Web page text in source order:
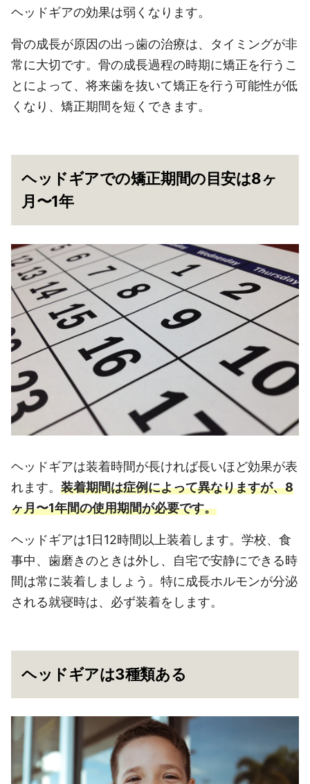
ヘッドギアの効果は弱くなります。
骨の成長が原因の出っ歯の治療は、タイミングが非
常に大切です。骨の成長過程の時期に矯正を行うこ
とによって、将来歯を抜いて矯正を行う可能性が低
くなり、矯正期間を短くできます。
ヘッドギアでの矯正期間の目安は8ヶ
月〜1年
ヘッドギアは装着時間が長ければ長いほど効果が表
れます。 装着期間は症例によって異なりますが、8
ヶ月〜1年間の使用期間が必要です。
ヘッドギアは1日12時間以上装着します。学校、食
事中、歯磨きのときは外し、自宅で安静にできる時
間は常に装着しましょう。特に成長ホルモンが分泌
される就寝時は、必ず装着をします。
ヘッドギアは3種類ある